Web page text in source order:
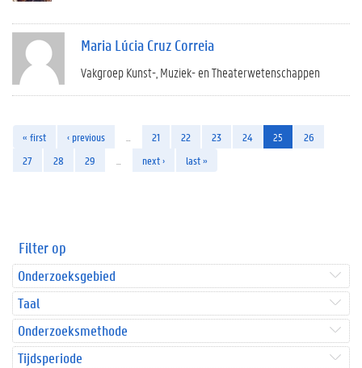
Maria Lúcia Cruz Correia
Vakgroep Kunst-, Muziek- en Theaterwetenschappen
« first ‹ previous 21 22 23 24 25
26
27
28 29 next › last »
Filter op
Onderzoeksgebied
Taal
Onderzoeksmethode
Tijdsperiode